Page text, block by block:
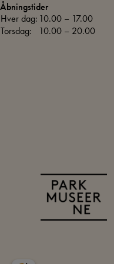
Åbningstider
Hver dag: 10.00 – 17.00
Torsdag:
10.00 – 20.00